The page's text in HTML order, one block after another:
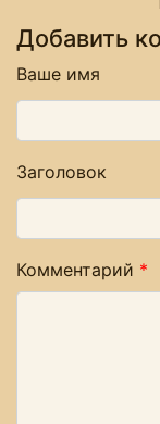
Добавить
Ваше имя
Заголовок
Комментарий *